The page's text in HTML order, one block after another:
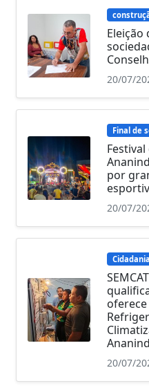
Eleição
20/07/
Final de
por
20/07/
20/07/